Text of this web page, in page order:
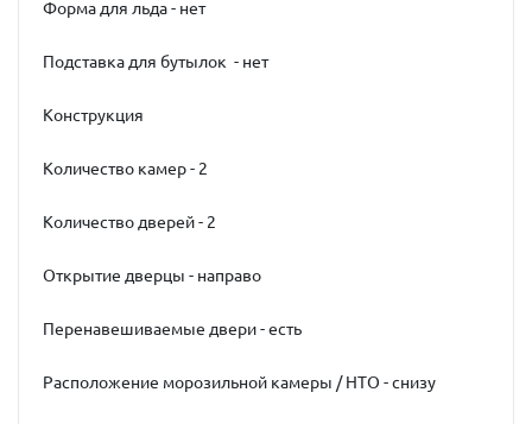
Форма для льда - нет
Подставка для бутылок - нет
Конструкция
Количество камер - 2
Количество дверей - 2
Открытие дверцы - направо
Перенавешиваемые двери - есть
Расположение морозильной камеры / НТО - снизу